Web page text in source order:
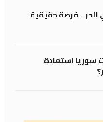
فرصة حقيقية
سوريا استعادة